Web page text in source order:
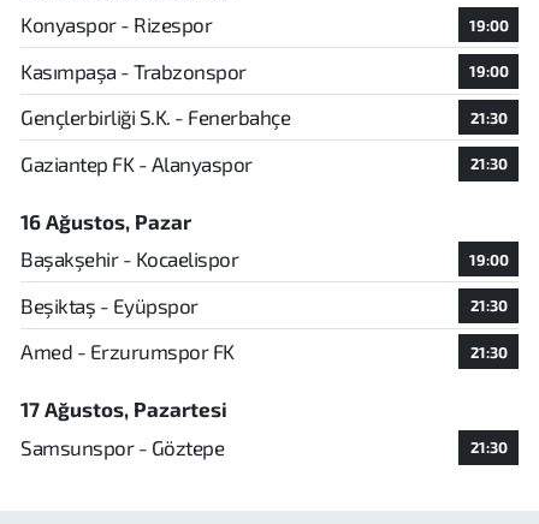
Konyaspor - Rizespor
19:00
Kasımpaşa - Trabzonspor 19:00
Gençlerbirliği S.K. - Fenerbahçe 21:30
Gaziantep FK - Alanyaspor 21:30
16 Ağustos, Pazar
Başakşehir - Kocaelispor
19:00
Beşiktaş - Eyüpspor 21:30
Amed - Erzurumspor FK 21:30
17 Ağustos, Pazartesi
Samsunspor - Göztepe
21:30